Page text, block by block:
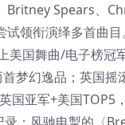
Spears、
领衔演绎多首曲
美国舞曲/电子榜
梦幻逸品；英国
国亚军+美国